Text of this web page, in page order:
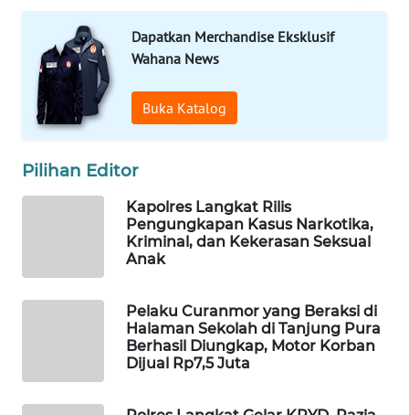
Dapatkan Merchandise Eksklusif
Wahana News
Buka Katalog
Pilihan Editor
Kapolres Langkat Rilis
Pengungkapan Kasus Narkotika,
Kriminal, dan Kekerasan Seksual
Anak
Pelaku Curanmor yang Beraksi di
Halaman Sekolah di Tanjung Pura
Berhasil Diungkap, Motor Korban
Dijual Rp7,5 Juta
WAHANA
SPORT
WAHANA
UMKM
WAHANA
SELEB
WAHANA
HEALTH